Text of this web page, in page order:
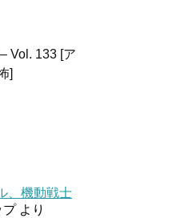
Vol. 133 [ア
]
、機動戦士
プより